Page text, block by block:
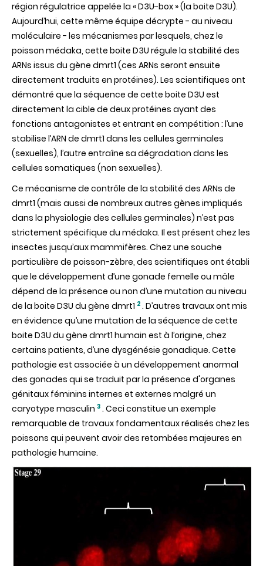
région régulatrice appelée la « D3U-box » (la boite D3U).
Aujourd’hui, cette même équipe décrypte - au niveau
moléculaire - les mécanismes par lesquels, chez le
poisson médaka, cette boite D3U régule la stabilité des
ARNs issus du gène dmrt1 (ces ARNs seront ensuite
directement traduits en protéines). Les scientifiques ont
démontré que la séquence de cette boite D3U est
directement la cible de deux protéines ayant des
fonctions antagonistes et entrant en compétition : l’une
stabilise l’ARN de dmrt1 dans les cellules germinales
(sexuelles), l’autre entraîne sa dégradation dans les
cellules somatiques (non sexuelles).
Ce mécanisme de contrôle de la stabilité des ARNs de
dmrt1 (mais aussi de nombreux autres gènes impliqués
dans la physiologie des cellules germinales) n’est pas
strictement spécifique du médaka. Il est présent chez les
insectes jusqu’aux mammifères. Chez une souche
particulière de poisson-zèbre, des scientifiques ont établi
que le développement d’une gonade femelle ou mâle
dépend de la présence ou non d’une mutation au niveau
de la boite D3U du gène dmrt1 2 . D’autres travaux ont mis
en évidence qu’une mutation de la séquence de cette
boite D3U du gène dmrt1 humain est à l’origine, chez
certains patients, d’une dysgénésie gonadique. Cette
pathologie est associée à un développement anormal
des gonades qui se traduit par la présence d'organes
génitaux féminins internes et externes malgré un
caryotype masculin 3 . Ceci constitue un exemple
remarquable de travaux fondamentaux réalisés chez les
poissons qui peuvent avoir des retombées majeures en
pathologie humaine.